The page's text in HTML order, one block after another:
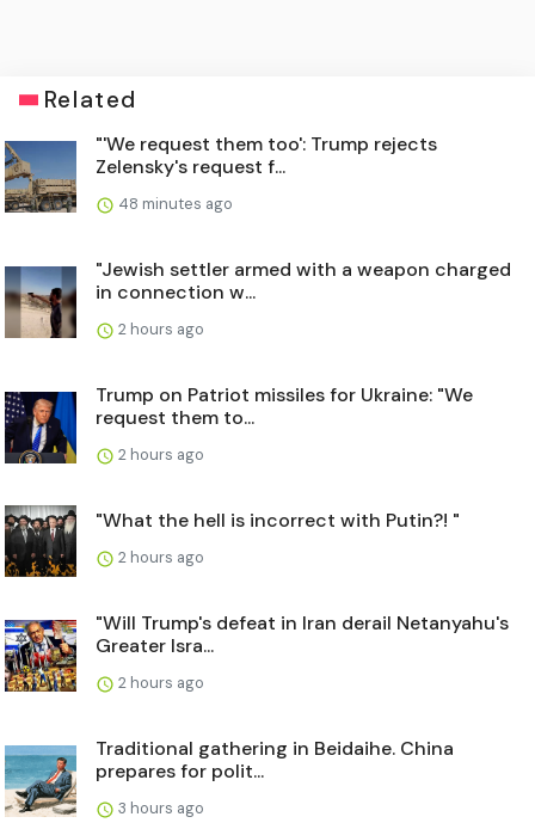
Related
"'We request them too': Trump rejects
Zelensky's request f...
48 minutes ago
"Jewish settler armed with a weapon charged
in connection w...
2 hours ago
Trump on Patriot missiles for Ukraine: "We
request them to...
2 hours ago
"What the hell is incorrect with Putin?! "
2 hours ago
"Will Trump's defeat in Iran derail Netanyahu's
Greater Isra...
2 hours ago
Traditional gathering in Beidaihe. China
prepares for polit...
3 hours ago